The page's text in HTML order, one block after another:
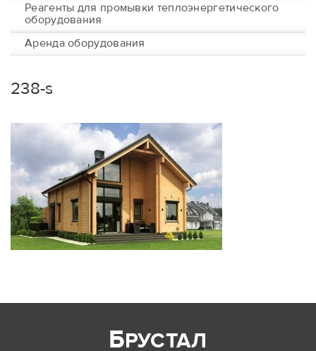
Реагенты для промывки теплоэнергетического
оборудования
Аренда оборудования
238-s
БРУСТАЛ